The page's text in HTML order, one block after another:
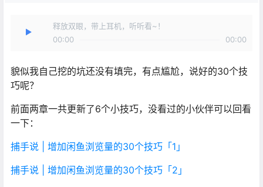
释放双眼，带上耳机，听听看~！
00:00
00:00
貌似我自己挖的坑还没有填完，有点尴尬，说好的30个技
巧呢？
前面两章一共更新了6个小技巧，没看过的小伙伴可以回看
一下：
捕手说 | 增加闲鱼浏览量的30个技巧「1」
捕手说 | 增加闲鱼浏览量的30个技巧「2」